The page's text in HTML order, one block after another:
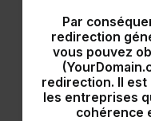
Par
redirection
vous pouvez
redirection. Il
les entreprises
cohérence